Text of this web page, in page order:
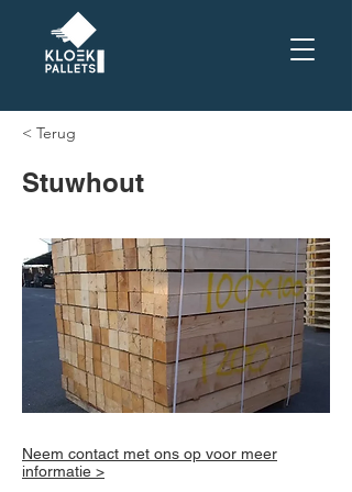
< Terug
Stuwhout
Neem contact met ons op voor meer
informatie >